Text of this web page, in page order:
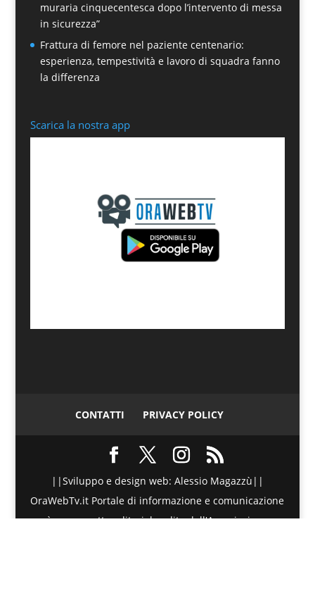
muraria cinquecentesca dopo l’intervento di messa
in sicurezza”
Frattura di femore nel paziente centenario:
esperienza, tempestività e lavoro di squadra fanno
la differenza
Scarica la nostra app
CONTATTI PRIVACY POLICY
||Sviluppo e design web: Alessio Magazzù||
OraWebTv.it Portale di informazione e comunicazione
è un progetto editoriale edito dall'Associazione